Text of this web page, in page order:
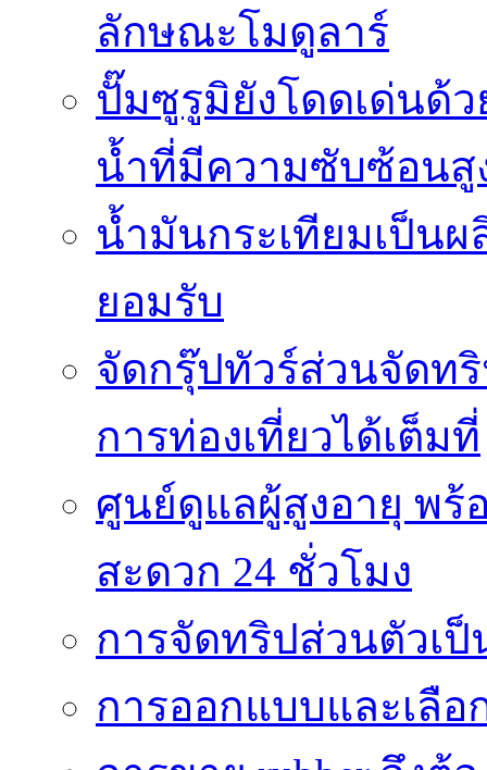
ลักษณะโมดูลาร์
ปั๊มซูรูมิยังโดดเด่นด้
น้ำที่มีความซับซ้อนสู
น้ำมันกระเทียมเป็น
ยอมรับ
จัดกรุ๊ปทัวร์ส่วนจัดท
การท่องเที่ยวได้เต็มที่
ศูนย์ดูแลผู้สูงอายุ พร้
สะดวก 24 ชั่วโมง
การจัดทริปส่วนตัวเ
การออกแบบและเลือ